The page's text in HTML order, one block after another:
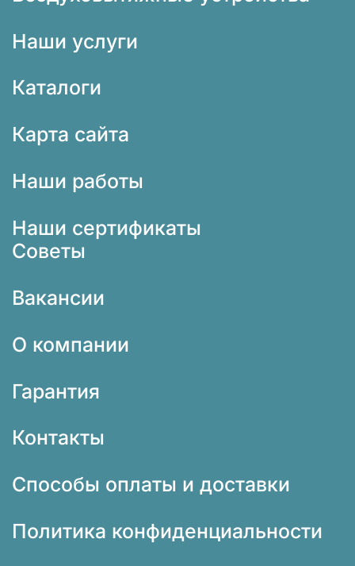
Наши услуги
Каталоги
Карта сайта
Наши работы
Наши сертификаты
Советы
Вакансии
О компании
Гарантия
Контакты
Способы оплаты и доставки
Политика конфиденциальности